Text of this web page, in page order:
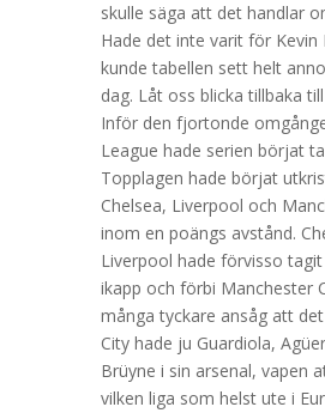
skulle säga att det handlar
Hade det inte varit för Kevin
kunde tabellen sett helt
dag. Låt oss blicka tillbaka
Inför den fjortonde
League hade serien börjat
Topplagen hade börjat
Chelsea, Liverpool och
inom en poängs avstånd.
Liverpool hade förvisso
ikapp och förbi Manchester
många tyckare ansåg att
City hade ju Guardiola,
Brüyne i sin arsenal, vapen
vilken liga som helst ute i